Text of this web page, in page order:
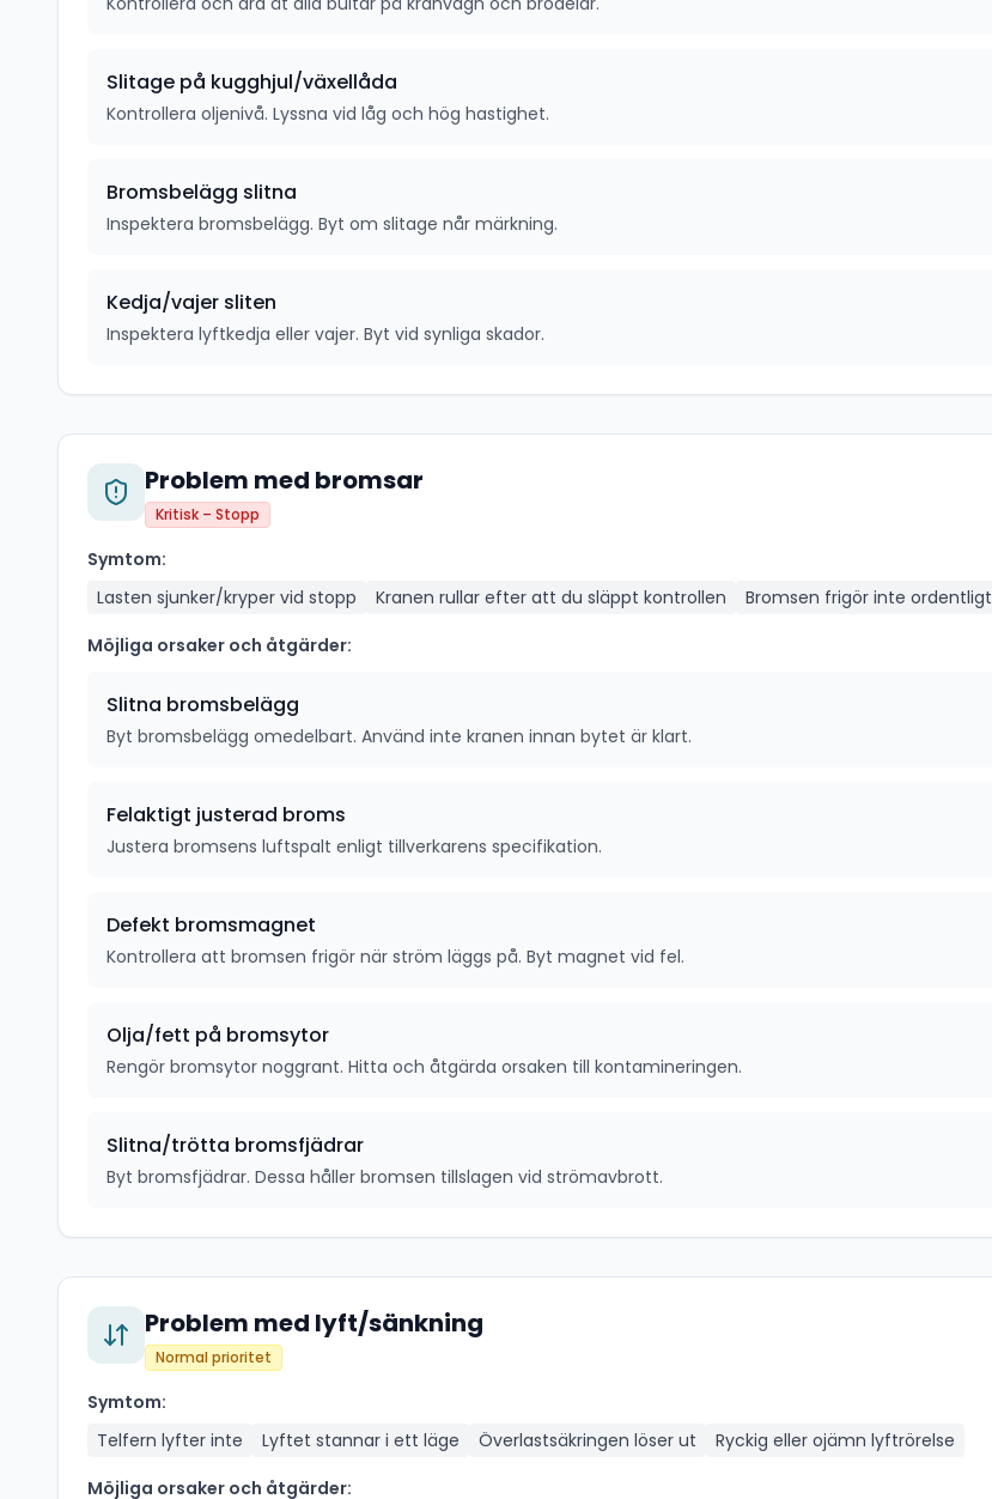
Slitage på kugghjul/växellåda
Kontrollera oljenivå. Lyssna vid låg och hög hastighet.
Bromsbelägg slitna
Inspektera bromsbelägg. Byt om slitage når märkning.
Kedja/vajer sliten
Inspektera lyftkedja eller vajer. Byt vid synliga skador.
Problem med bromsar
Kritisk – Stopp
Symtom:
Lasten sjunker/kryper vid stopp
Kranen rullar efter att du släppt kontrollen Bromsen frigör inte ordentligt
Möjliga orsaker och åtgärder:
Slitna bromsbelägg
Byt bromsbelägg omedelbart. Använd inte kranen innan bytet är klart.
Felaktigt justerad broms
Justera bromsens luftspalt enligt tillverkarens specifikation.
Defekt bromsmagnet
Kontrollera att bromsen frigör när ström läggs på. Byt magnet vid fel.
Olja/fett på bromsytor
Rengör bromsytor noggrant. Hitta och åtgärda orsaken till kontamineringen.
Slitna/trötta bromsfjädrar
Byt bromsfjädrar. Dessa håller bromsen tillslagen vid strömavbrott.
Problem med lyft/sänkning
Normal prioritet
Symtom:
Telfern lyfter inte
Lyftet stannar i ett läge Överlastsäkringen löser ut
Ryckig eller ojämn lyftrörelse
Möjliga orsaker och åtgärder: